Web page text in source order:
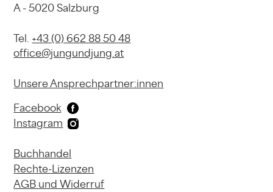
A - 5020 Salzburg
Tel. +43 (0) 662 88 50 48
office@jungundjung.at
Unsere Ansprechpartner:innen
Facebook
Instagram
Buchhandel
Rechte-Lizenzen
AGB und Widerruf